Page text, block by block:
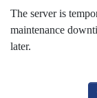
The server is
maintenance
later.